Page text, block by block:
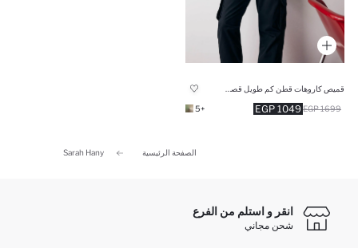
1049 EGP 1699 EGP
+5
الصفحة الرئيسية Sarah Hany
انقر و استلم من الفرع
شحن مجاني